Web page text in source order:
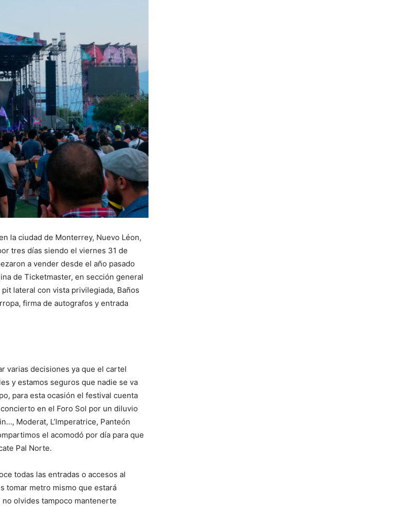
la ciudad de Monterrey, Nuevo Léon,
tres días siendo el viernes 31 de
a vender desde el año pasado
de Ticketmaster, en sección general
lateral con vista privilegiada, Baños
firma de autografos y entrada
varias decisiones ya que el cartel
y estamos seguros que nadie se va
para esta ocasión el festival cuenta
en el Foro Sol por un diluvio
Moderat, L’Imperatrice, Panteón
el acomodó por día para que
Pal Norte.
todas las entradas o accesos al
tomar metro mismo que estará
olvides tampoco mantenerte